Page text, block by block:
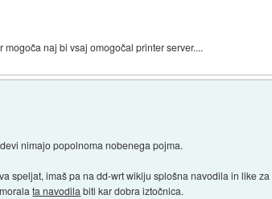
naj bi vsaj omogočal printer server....
nimajo popolnoma nobenega pojma.
speljat, imaš pa na dd-wrt wikiju splošna navodila in like
ta navodilabiti kar dobra iztočnica.